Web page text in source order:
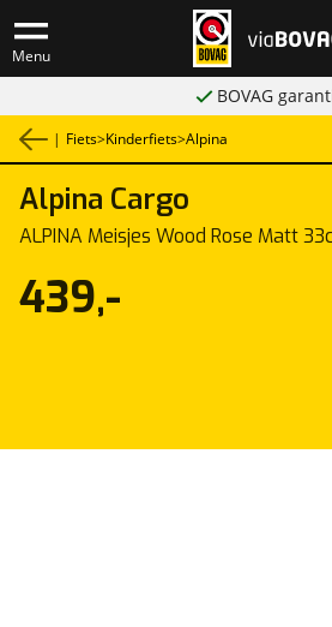
Menu
BOVAG
| Fiets>Kinderfiets>Alpina
Alpina Cargo
ALPINA Meisjes Wood Rose Matt
439,-